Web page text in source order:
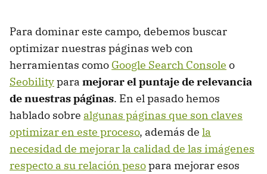
Para dominar este campo, debemos buscar
optimizar nuestras páginas web con
herramientas como Google Search Console o
Seobilitypara mejorar el puntaje de relevancia
de nuestras páginas. En el pasado hemos
hablado sobre algunas páginas que son claves
optimizar en este proceso, además de la
necesidad de mejorar la calidad de las imágenes
respecto a su relación pesopara mejorar esos